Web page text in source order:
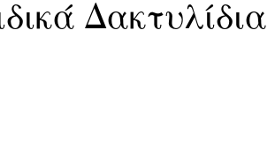
Δακτυλίδια